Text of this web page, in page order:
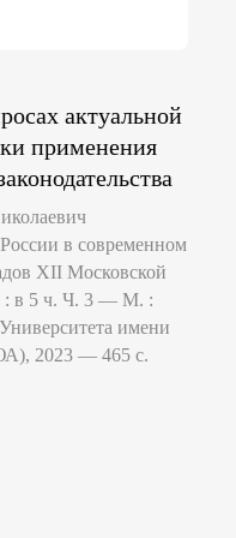
актуальной
применения
в современном
XII Московской
: в 5 ч. Ч. 3 — М. :
имени
2023 — 465 с.